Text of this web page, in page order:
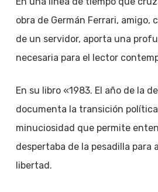
obra de Germán Ferrari, amigo,
de un servidor, aporta una
necesaria para el lector
En su libro «1983. El año de la
documenta la transición
minuciosidad que permite
despertaba de la pesadilla para
libertad.